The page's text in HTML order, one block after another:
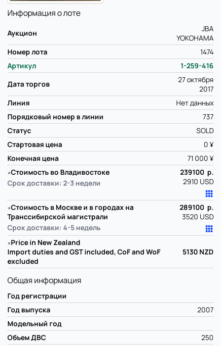
Информация о лоте
Аукцион
JBA
YOKOHAMA
Номер лота
1474
Артикул
1-259-416
Дата торгов
27 октября
2017
Линия
Нет данных
Порядковый номер в линии
737
Статус
SOLD
Стартовая цена
0 ¥
Конечная цена
71 000 ¥
∗Стоимость во Владивостоке
Срок доставки: 2-3 недели
239100 р.
2910 USD
∗Стоимость в Москве и в городах на
Транссибирской магистрали
Срок доставки: 4-5 недель
289100 р.
3520 USD
∗Price in New Zealand
Import duties and GST included, CoF and WoF
excluded
5130 NZD
Общая информация
Год регистрации
Год выпуска
2007
Модельный год
Объем ДВС
250